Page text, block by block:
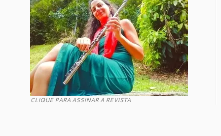
CLIQUE PARA ASSINAR A REVISTA